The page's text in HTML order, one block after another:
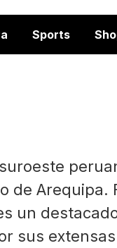
Sports
Arequipa.
un
sus